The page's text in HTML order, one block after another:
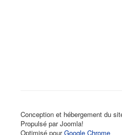
Conception et hébergement du
Propulsé par Joomla!
Optimisé pourGoogle Chrome